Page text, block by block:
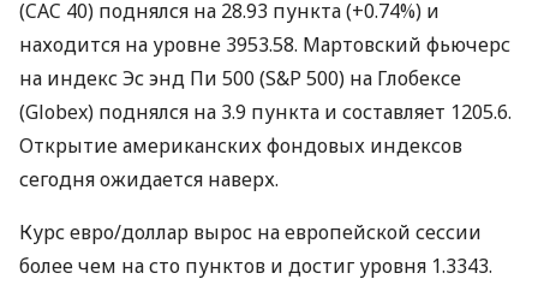
(CAC 40) поднялся на 28.93 пункта (+0.74%) и
находится на уровне 3953.58. Мартовский фьючерс
на индекс Эс энд Пи 500 (S&P 500) на Глобексе
(Globex) поднялся на 3.9 пункта и составляет 1205.6.
Открытие американских фондовых индексов
сегодня ожидается наверх.
Курс евро/доллар вырос на европейской сессии
более чем на сто пунктов и достиг уровня 1.3343.